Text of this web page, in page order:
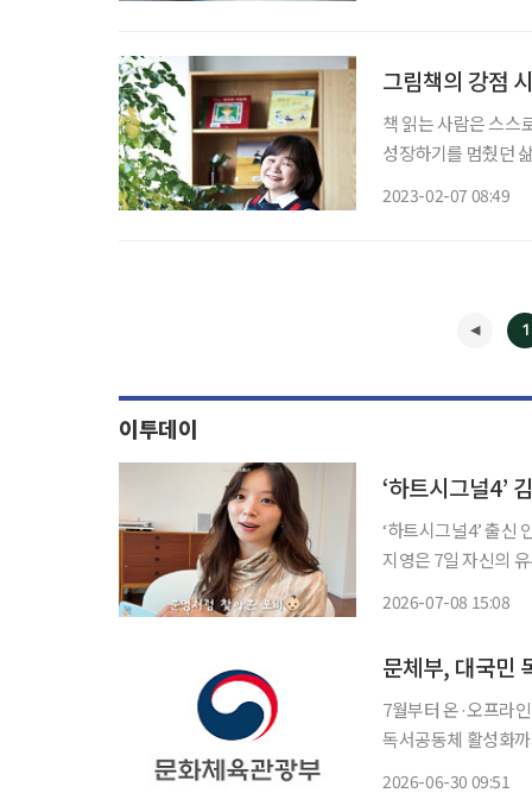
그림책의 강점
책 읽는 사람은 스스
성장하기를 멈췄던
2023-02-07 08:49
1
이투데이
‘하트시그널4’
‘하트시그널4’ 출신
지영은 7일 자신의
2026-07-08 15:08
문체부, 대국민
7월부터 온·오프라인 독서
독서공동체 활성화까지 일상 속 독서 문
2026-06-30 09:51